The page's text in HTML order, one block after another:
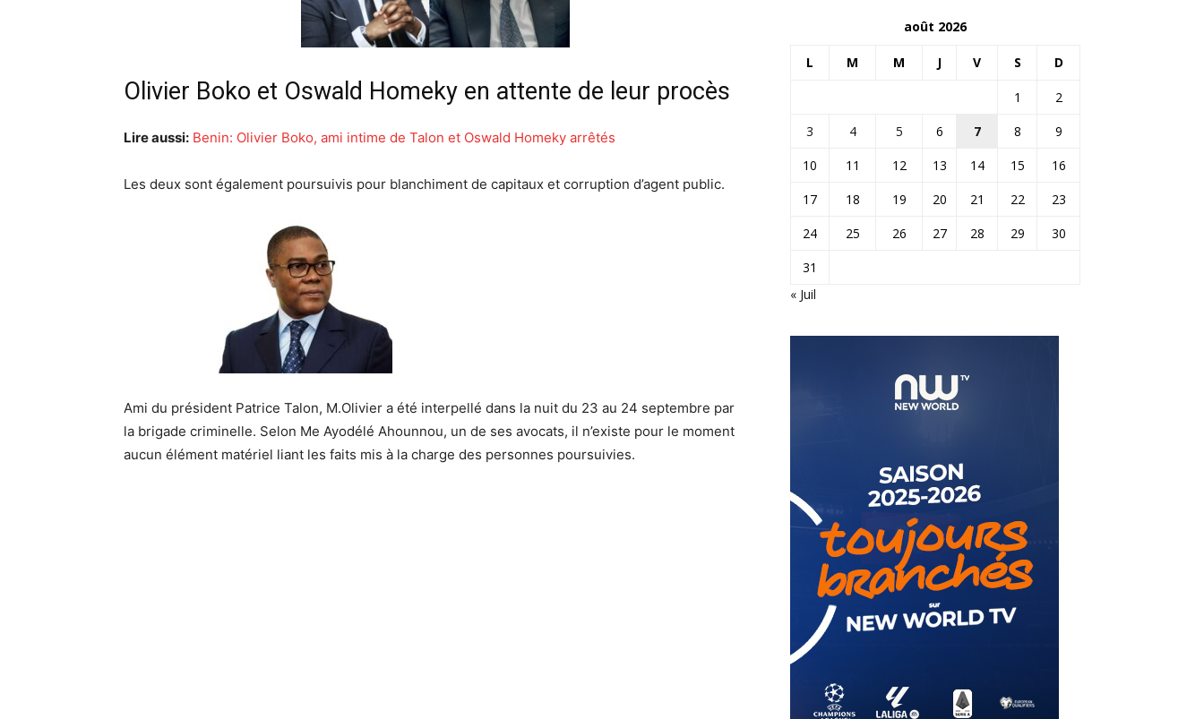
Olivier Boko et Oswald Homeky en attente de leur procès
Lire aussi: Benin: Olivier Boko, ami intime de Talon et Oswald Homeky arrêtés
Les deux sont également poursuivis pour blanchiment de capitaux et corruption d’agent public.
Ami du président Patrice Talon, M.Olivier a été interpellé dans la nuit du 23 au 24 septembre par
la brigade criminelle. Selon Me Ayodélé Ahounnou, un de ses avocats, il n’existe pour le moment
aucun élément matériel liant les faits mis à la charge des personnes poursuivies.
août 2026
L M M J V S D
1
2
3
4 5 6 7 8
9
10
11 12 13 14 15
16
17
18 19 20 21 22
23
24
25 26 27 28 29
30
31
« Juil